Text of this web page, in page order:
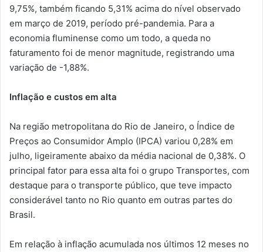
9,75%, também ficando 5,31% acima do nível observado
em março de 2019, período pré-pandemia. Para a
economia fluminense como um todo, a queda no
faturamento foi de menor magnitude, registrando uma
variação de -1,88%.
Inflação e custos em alta
Na região metropolitana do Rio de Janeiro, o Índice de
Preços ao Consumidor Amplo (IPCA) variou 0,28% em
julho, ligeiramente abaixo da média nacional de 0,38%. O
principal fator para essa alta foi o grupo Transportes, com
destaque para o transporte público, que teve impacto
considerável tanto no Rio quanto em outras partes do
Brasil.
Em relação à inflação acumulada nos últimos 12 meses no